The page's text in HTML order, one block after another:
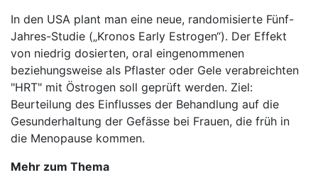
In den USA plant man eine neue, randomisierte Fünf-
Jahres-Studie („Kronos Early Estrogen“). Der Effekt
von niedrig dosierten, oral eingenommenen
beziehungsweise als Pflaster oder Gele verabreichten
"HRT" mit Östrogen soll geprüft werden. Ziel:
Beurteilung des Einflusses der Behandlung auf die
Gesunderhaltung der Gefässe bei Frauen, die früh in
die Menopause kommen.
Mehr zum Thema